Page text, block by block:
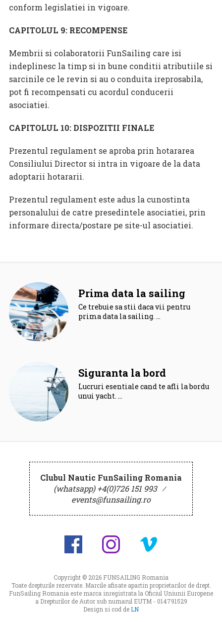
conform legislatiei in vigoare.
CAPITOLUL 9: RECOMPENSE
Membrii si colaboratorii FunSailing care isi
indeplinesc la timp si in bune conditii atributiile si
sarcinile ce le revin si au o conduita ireprosabila,
pot fi recompensati cu acordul conducerii
asociatiei.
CAPITOLUL 10: DISPOZITII FINALE
Prezentul regulament se aproba prin hotararea
Consiliului Director si intra in vigoare de la data
adoptarii hotararii.
Prezentul regulament este adus la cunostinta
personalului de catre presedintele asociatiei, prin
informare directa/postare pe site-ul asociatiei.
Prima data la sailing
Ce trebuie sa stii daca vii pentru
prima data la sailing. …
Siguranta la bord
Lucruri esentiale cand te afli la bordul
unui yacht. …
Clubul Nautic FunSailing Romania
(whatsapp) +4(0)726 151 993 ⁄
events@funsailing.ro
Copyright © 2026 FUNSAILING Romania
Toate drepturile rezervate. Marcile afisate apartin proprietarilor de drept.
FunSailing Romania este marca inregistrata la Oficiul Uniunii Europene
a Drepturilor de Autor sub numarul EUTM - 014791529
Design si cod deLN